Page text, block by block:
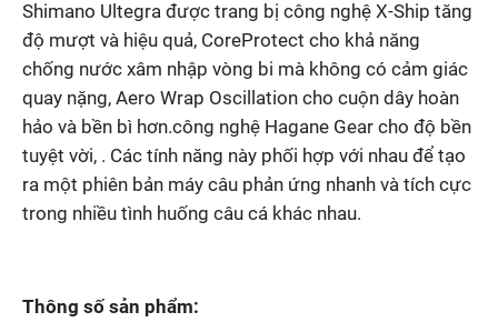
Shimano Ultegra được trang bị công nghệ X-Ship tăng
độ mượt và hiệu quả, CoreProtect cho khả năng
chống nước xâm nhập vòng bi mà không có cảm giác
quay nặng, Aero Wrap Oscillation cho cuộn dây hoàn
hảo và bền bì hơn.công nghệ Hagane Gear cho độ bền
tuyệt vời, . Các tính năng này phối hợp với nhau để tạo
ra một phiên bản máy câu phản ứng nhanh và tích cực
trong nhiều tình huống câu cá khác nhau.
Thông số sản phẩm: